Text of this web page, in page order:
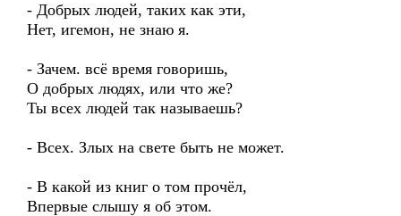
- Добрых людей, таких как эти,
Нет, игемон, не знаю я.
- Зачем. всё время говоришь,
О добрых людях, или что же?
Ты всех людей так называешь?
- Всех. Злых на свете быть не может.
- В какой из книг о том прочёл,
Впервые слышу я об этом.